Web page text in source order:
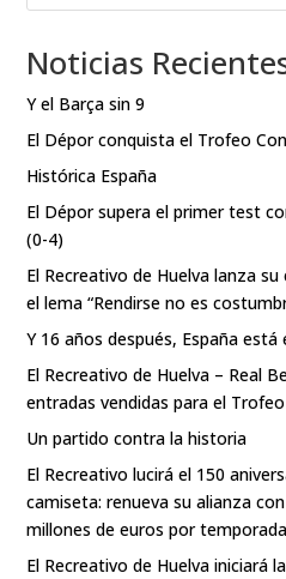
Noticias
Y el Barça sin 9
El Dépor conquista el Trofeo
Histórica España
El Dépor supera el primer test
(0-4)
El Recreativo de Huelva lanza
el lema “Rendirse no es
Y 16 años después, España
El Recreativo de Huelva – Real
entradas vendidas para el
Un partido contra la historia
El Recreativo lucirá el 150
camiseta: renueva su alianza
millones de euros por temporada
El Recreativo de Huelva iniciará